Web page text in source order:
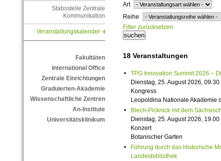
Stabsstelle Zentrale
Kommunikation
Veranstaltungskalender
Fakultäten
International Office
Zentrale Einrichtungen
Graduierten-Akademie
Wissenschaftliche Zentren
An-Institute
Universitätsklinikum
Art
Reihe
Filter zurücksetzen
18 Veranstaltungen
TPG Innovation Summit 2026 –
Dienstag, 25. August 2026,
Kongress
Leopoldina Nationale Akademie
Blech-Picknick mit dem
Dienstag, 25. August 2026,
Konzert
Botanischer Garten
Führung durch das Historische
Landesbibliothek